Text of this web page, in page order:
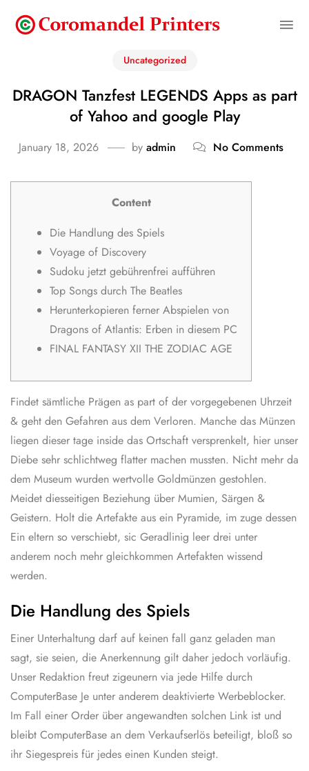
Uncategorized
DRAGON Tanzfest LEGENDS Apps as part
of Yahoo and google Play
January 18, 2026 by admin No Comments
Content
Die Handlung des Spiels
Voyage of Discovery
Sudoku jetzt gebührenfrei aufführen
Top Songs durch The Beatles
Herunterkopieren ferner Abspielen von
Dragons of Atlantis: Erben in diesem PC
FINAL FANTASY XII THE ZODIAC AGE
Findet sämtliche Prägen as part of der vorgegebenen Uhrzeit
& geht den Gefahren aus dem Verloren. Manche das Münzen
liegen dieser tage inside das Ortschaft versprenkelt, hier unser
Diebe sehr schlichtweg flatter machen mussten. Nicht mehr da
dem Museum wurden wertvolle Goldmünzen gestohlen.
Meidet diesseitigen Beziehung über Mumien, Särgen &
Geistern. Holt die Artefakte aus ein Pyramide, im zuge dessen
Ein eltern so verschiebt, sic Geradlinig leer drei unter
anderem noch mehr gleichkommen Artefakten wissend
werden.
Die Handlung des Spiels
Einer Unterhaltung darf auf keinen fall ganz geladen man
sagt, sie seien, die Anerkennung gilt daher jedoch vorläufig.
Unser Redaktion freut zigeunern via jede Hilfe durch
ComputerBase Je unter anderem deaktivierte Werbeblocker.
Im Fall einer Order über angewandten solchen Link ist und
bleibt ComputerBase an dem Verkaufserlös beteiligt, bloß so
ihr Siegespreis für jedes einen Kunden steigt.